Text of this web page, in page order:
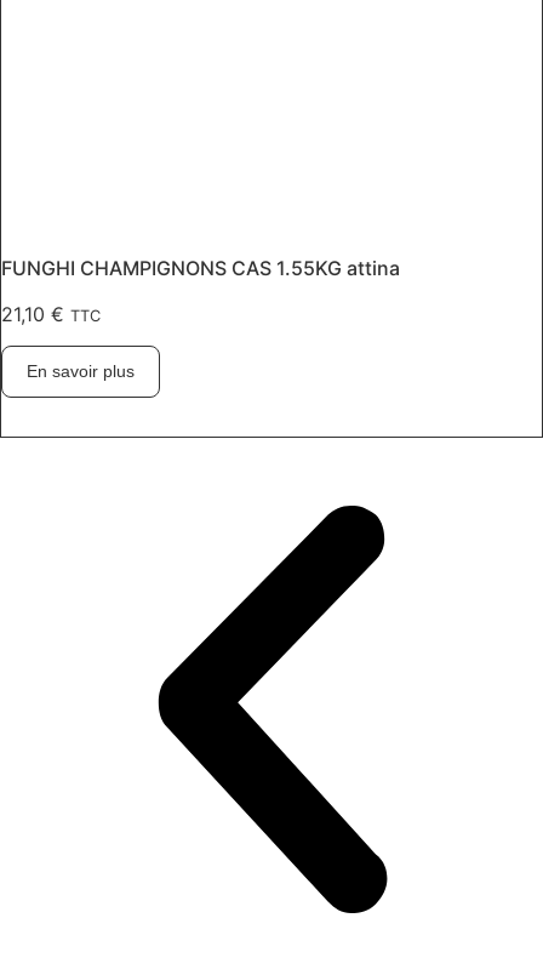
FUNGHI CHAMPIGNONS CAS 1.55KG attina
21,10 € TTC
En savoir plus